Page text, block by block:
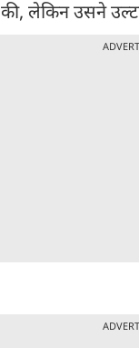
की, लेकिन उसने